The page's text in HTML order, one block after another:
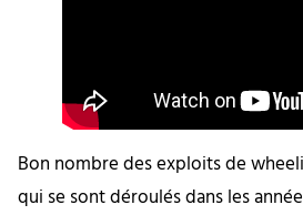
Bon nombre des exploits de
qui se sont déroulés dans les